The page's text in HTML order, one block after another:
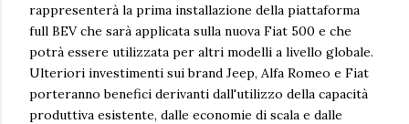
rappresenterà la prima installazione della piattaforma
full BEV che sarà applicata sulla nuova Fiat 500 e che
potrà essere utilizzata per altri modelli a livello globale.
Ulteriori investimenti sui brand Jeep, Alfa Romeo e Fiat
porteranno benefici derivanti dall'utilizzo della capacità
produttiva esistente, dalle economie di scala e dalle